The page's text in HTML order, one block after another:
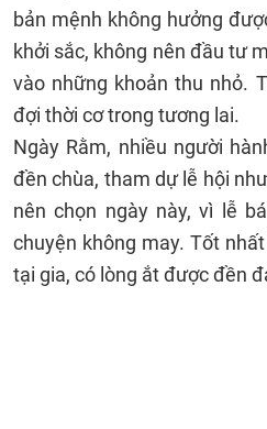
bản mệnh không hưởng
khởi sắc, không nên đầu tư
vào những khoản thu nhỏ.
đợi thời cơ trong tương lai.
Ngày Rằm, nhiều người
đền chùa, tham dự lễ hội
nên chọn ngày này, vì lễ
chuyện không may. Tốt
tại gia, có lòng ắt được đền